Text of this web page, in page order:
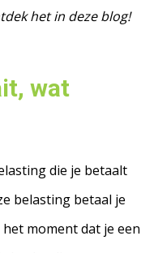
het in deze blog!
wat
die je betaalt
belasting betaal je
moment dat je een